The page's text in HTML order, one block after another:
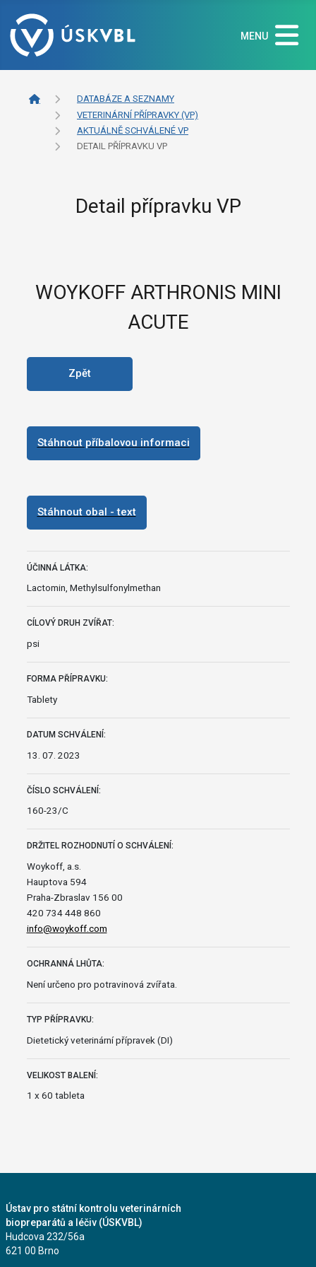
MENU
DATABÁZE A SEZNAMY
VETERINÁRNÍ PŘÍPRAVKY (VP)
AKTUÁLNĚ SCHVÁLENÉ VP
DETAIL PŘÍPRAVKU VP
Detail přípravku VP
WOYKOFF ARTHRONIS MINI
ACUTE
Zpět
Stáhnout příbalovou informaci
Stáhnout obal - text
ÚČINNÁ LÁTKA:
Lactomin, Methylsulfonylmethan
CÍLOVÝ DRUH ZVÍŘAT:
psi
FORMA PŘÍPRAVKU:
Tablety
DATUM SCHVÁLENÍ:
13. 07. 2023
ČÍSLO SCHVÁLENÍ:
160-23/C
DRŽITEL ROZHODNUTÍ O SCHVÁLENÍ:
Woykoff, a.s.
Hauptova 594
Praha-Zbraslav 156 00
420 734 448 860
info@woykoff.com
OCHRANNÁ LHŮTA:
Není určeno pro potravinová zvířata.
TYP PŘÍPRAVKU:
Dietetický veterinární přípravek (DI)
VELIKOST BALENÍ:
1 x 60 tableta
Ústav pro státní kontrolu veterinárních
biopreparátů a léčiv (ÚSKVBL)
Hudcova 232/56a
621 00 Brno